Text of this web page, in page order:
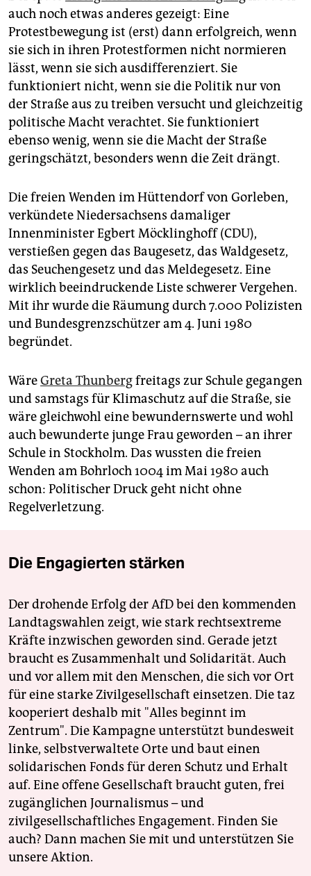
auch noch etwas anderes gezeigt: Eine
Protestbewegung ist (erst) dann erfolgreich, wenn
sie sich in ihren Protestformen nicht normieren
lässt, wenn sie sich ausdifferenziert. Sie
funktioniert nicht, wenn sie die Politik nur von
der Straße aus zu treiben versucht und gleichzeitig
politische Macht verachtet. Sie funktioniert
ebenso wenig, wenn sie die Macht der Straße
geringschätzt, besonders wenn die Zeit drängt.
Die freien Wenden im Hüttendorf von Gorleben,
verkündete Niedersachsens damaliger
Innenminister Egbert Möcklinghoff (CDU),
verstießen gegen das Baugesetz, das Waldgesetz,
das Seuchengesetz und das Meldegesetz. Eine
wirklich beeindruckende Liste schwerer Vergehen.
Mit ihr wurde die Räumung durch 7.000 Polizisten
und Bundesgrenzschützer am 4. Juni 1980
begründet.
WäreGreta Thunbergfreitags zur Schule gegangen
und samstags für Klimaschutz auf die Straße, sie
wäre gleichwohl eine bewundernswerte und wohl
auch bewunderte junge Frau geworden – an ihrer
Schule in Stockholm. Das wussten die freien
Wenden am Bohrloch 1004 im Mai 1980 auch
schon: Politischer Druck geht nicht ohne
Regelverletzung.
Die Engagierten stärken
Der drohende Erfolg der AfD bei den kommenden
Landtagswahlen zeigt, wie stark rechtsextreme
Kräfte inzwischen geworden sind. Gerade jetzt
braucht es Zusammenhalt und Solidarität. Auch
und vor allem mit den Menschen, die sich vor Ort
für eine starke Zivilgesellschaft einsetzen. Die taz
kooperiert deshalb mit "Alles beginnt im
Zentrum". Die Kampagne unterstützt bundesweit
linke, selbstverwaltete Orte und baut einen
solidarischen Fonds für deren Schutz und Erhalt
auf. Eine offene Gesellschaft braucht guten, frei
zugänglichen Journalismus – und
zivilgesellschaftliches Engagement. Finden Sie
auch? Dann machen Sie mit und unterstützen Sie
unsere Aktion.